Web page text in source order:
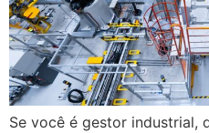
Se você é gestor industrial,